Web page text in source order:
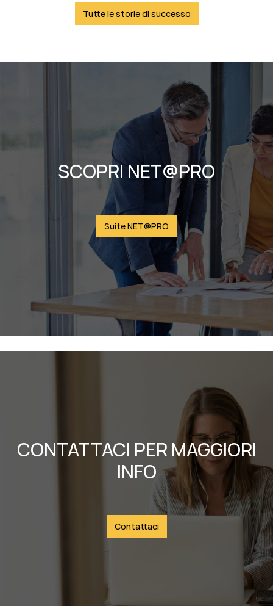
Tutte le storie di successo
SCOPRI NET@PRO
Suite NET@PRO
CONTATTACI PER MAGGIORI
INFO
Contattaci